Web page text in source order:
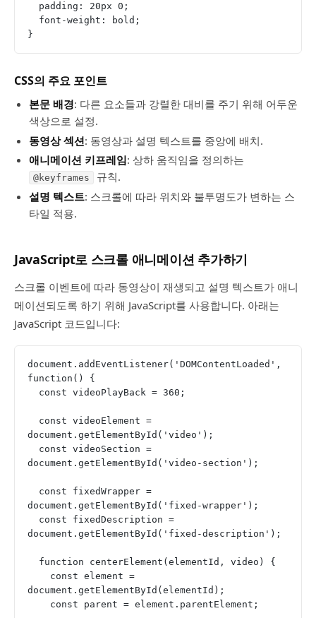
  padding: 20px 0;
  font-weight: bold;
}
CSS의 주요 포인트
본문 배경: 다른 요소들과 강렬한 대비를 주기 위해 어두운
색상으로 설정.
동영상 섹션: 동영상과 설명 텍스트를 중앙에 배치.
애니메이션 키프레임: 상하 움직임을 정의하는
@keyframes
규칙.
설명 텍스트: 스크롤에 따라 위치와 불투명도가 변하는 스
타일 적용.
JavaScript로 스크롤 애니메이션 추가하기
스크롤 이벤트에 따라 동영상이 재생되고 설명 텍스트가 애니
메이션되도록 하기 위해 JavaScript를 사용합니다. 아래는
JavaScript 코드입니다:
document.addEventListener('DOMContentLoaded',
function() {
  const videoPlayBack = 360;
document.getElementById('video');
document.getElementById('video-section');
document.getElementById('fixed-wrapper');
document.getElementById('fixed-description');
  function centerElement(elementId, video) {
document.getElementById(elementId);
    const parent = element.parentElement;